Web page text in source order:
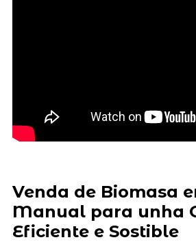
Venda de Biomasa
Manual para unha
Eficiente e Sostible